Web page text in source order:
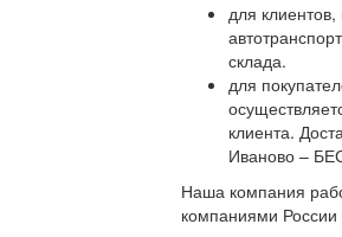
для
склада.
для
клиента.
Иваново –
Наша компания
компаниями России